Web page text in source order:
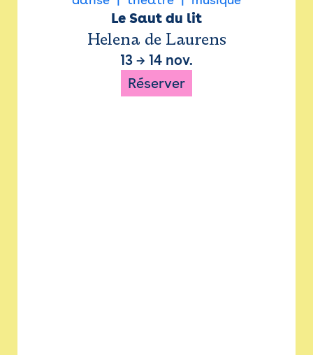
Le Saut du lit
Helena de Laurens
13 → 14 nov.
Réserver